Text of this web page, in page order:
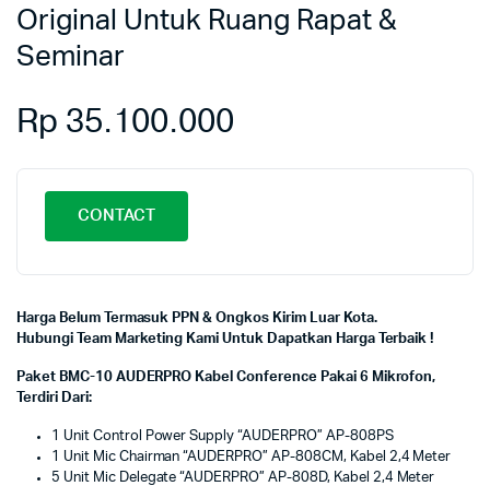
Original Untuk Ruang Rapat &
Seminar
Rp 35.100.000
CONTACT
Harga Belum Termasuk PPN & Ongkos Kirim Luar Kota.
Hubungi Team Marketing Kami Untuk Dapatkan Harga Terbaik !
Paket BMC-10 AUDERPRO Kabel Conference Pakai 6 Mikrofon,
Terdiri Dari:
1 Unit Control Power Supply “AUDERPRO” AP-808PS
1 Unit Mic Chairman “AUDERPRO” AP-808CM, Kabel 2,4 Meter
5 Unit Mic Delegate “AUDERPRO” AP-808D, Kabel 2,4 Meter